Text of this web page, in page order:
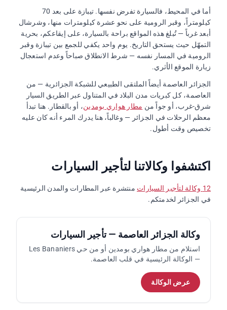
أما في المحيط، فالسيارة تفرض نفسها. تيبازة على بعد 70
كيلومتراً، وقبر الرومية على نحو عشرة كيلومترات منها، وشرشال
أبعد غرباً — تُبلغ هذه المواقع براحة بالسيارة، على إيقاعكم، بحرية
التمهّل حيث يستحق التاريخ. يوم واحد يكفي للجمع بين تيبازة وقبر
الرومية في المسار نفسه — شرط الانطلاق صباحاً وعدم استعجال
زيارة الموقع الأثري.
الجزائر العاصمة أيضاً الملتقى الطبيعي للشبكة الجزائرية — من
العاصمة، كل كبريات مدن البلاد في المتناول عبر الطريق السيار
شرق-غرب، أو جواً من مطار هواري بومدين، أو بالقطار. هنا تبدأ
معظم الرحلات في الجزائر — وغالباً، هنا يدرك المرء أنه كان عليه
تخصيص وقت أطول.
اكتشفوا وكالاتنا لتأجير السيارات
12 وكالة لتأجير السيارات
منتشرة عبر المطارات والمدن الرئيسية
في الجزائر لخدمتكم.
وكالة الجزائر العاصمة — تأجير السيارات
استلام من مطار هواري بومدين أو من حي Les Bananiers
— الوكالة الرئيسية في قلب العاصمة.
عرض الوكالة